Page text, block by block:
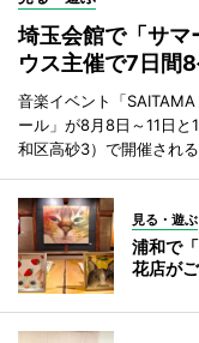
埼玉会館で「サ
ウス主催で7日間
音楽イベント「
ール」が8月8日～11日
和区高砂3）で開催される
見る・遊ぶ
浦和で
花店が